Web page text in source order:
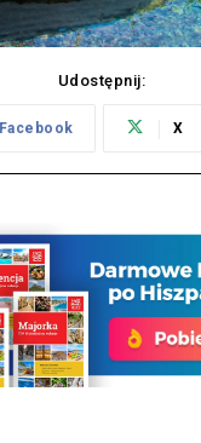
Udostępnij:
Facebook X